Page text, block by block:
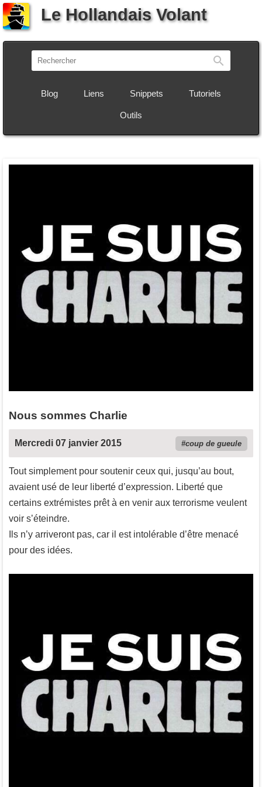
Le Hollandais Volant
Blog Liens Snippets Tutoriels
Outils
Nous sommes Charlie
Mercredi 07 janvier 2015 coup de gueule
Tout simplement pour soutenir ceux qui, jusqu’au bout,
avaient usé de leur liberté d’expression. Liberté que
certains extrémistes prêt à en venir aux terrorisme veulent
voir s’éteindre.
Ils n’y arriveront pas, car il est intolérable d’être menacé
pour des idées.